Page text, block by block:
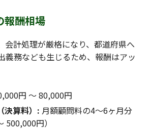
報酬相場
会計処理が厳格になり、都道府県へ
義務なども生じるため、報酬はアッ
円 〜 80,000円
決算料）: 月額顧問料の4〜6ヶ月分
500,000円）